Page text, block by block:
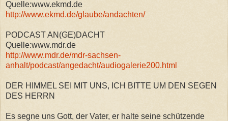
Quelle:www.ekmd.de
http://www.ekmd.de/glaube/andachten/
PODCAST AN(GE)DACHT
Quelle:www.mdr.de
http://www.mdr.de/mdr-sachsen-
anhalt/podcast/angedacht/audiogalerie200.html
DER HIMMEL SEI MIT UNS, ICH BITTE UM DEN SEGEN
DES HERRN
Es segne uns Gott, der Vater, er halte seine schützende